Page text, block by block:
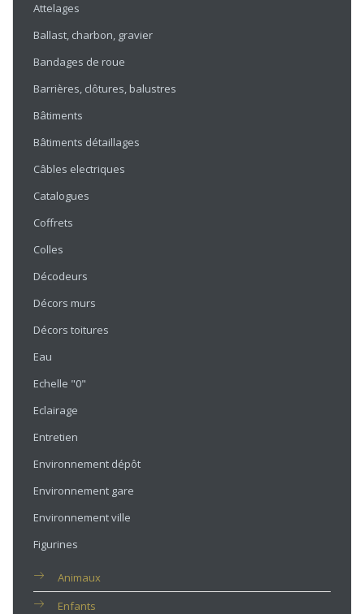
Attelages
Ballast, charbon, gravier
Bandages de roue
Barrières, clôtures, balustres
Bâtiments
Bâtiments détaillages
Câbles electriques
Catalogues
Coffrets
Colles
Décodeurs
Décors murs
Décors toitures
Eau
Echelle "0"
Eclairage
Entretien
Environnement dépôt
Environnement gare
Environnement ville
Figurines
Animaux
Enfants